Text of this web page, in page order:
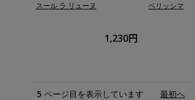
スール ラ リューヌ
1,230円
ベリッシマ
5 ページ目を表示しています 最初へ